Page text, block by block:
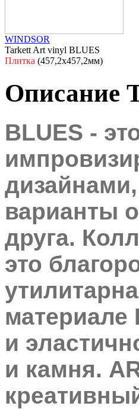
WINDSOR
Tarkett Art vinyl BLUES
Плитка (457,2х457,2мм)
Описание
BLUES -
дизайнами
варианты
друга.
это
и
и камня.